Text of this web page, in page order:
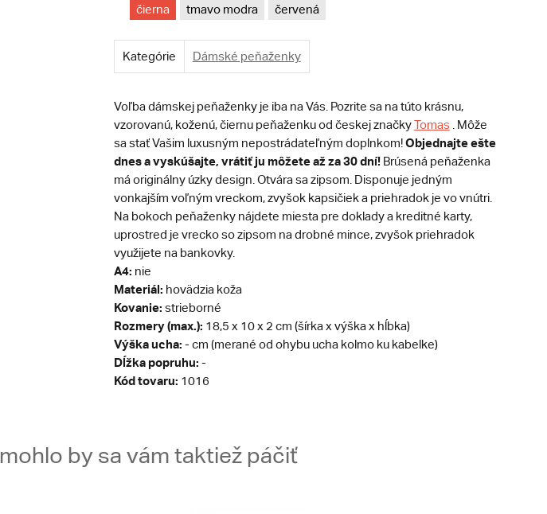
čierna tmavo modra červená
Kategórie Dámské peňaženky
Voľba dámskej peňaženky je iba na Vás. Pozrite sa na túto krásnu,
vzorovanú, koženú, čiernu peňaženku od českej značkyTomas . Môže
sa stať Vašim luxusným nepostrádateľným doplnkom!Objednajte ešte
dnes a vyskúšajte, vrátiť ju môžete až za 30 dní!Brúsená peňaženka
má originálny úzky design. Otvára sa zipsom. Disponuje jedným
vonkajším voľným vreckom, zvyšok kapsičiek a priehradok je vo vnútri.
Na bokoch peňaženky nájdete miesta pre doklady a kreditné karty,
uprostred je vrecko so zipsom na drobné mince, zvyšok priehradok
využijete na bankovky.
A4: nie
Materiál: hovädzia koža
Kovanie: strieborné
Rozmery (max.): 18,5 x 10 x 2 cm (šírka x výška x hĺbka)
Výška ucha: - cm (merané od ohybu ucha kolmo ku kabelke)
Dĺžka popruhu: -
Kód tovaru: 1016
mohlo by sa vám taktiež páčiť